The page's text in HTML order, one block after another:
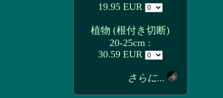
19.95 EUR
植物 (根付き切断)
20-25cm :
30.59 EUR
さらに...